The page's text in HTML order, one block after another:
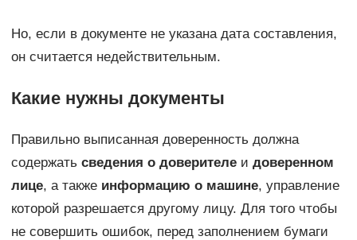
Но, если в документе не указана дата составления,
он считается недействительным.
Какие нужны документы
Правильно выписанная доверенность должна
содержать сведения о доверителеи доверенном
лице, а также информацию о машине, управление
которой разрешается другому лицу. Для того чтобы
не совершить ошибок, перед заполнением бумаги